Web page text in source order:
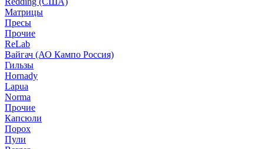
Матрицы
Пресы
Прочие
ReLab
Вайгач (АО Кампо Россия)
Гильзы
Hornady
Lapua
Norma
Прочие
Капсюли
Порох
Пули